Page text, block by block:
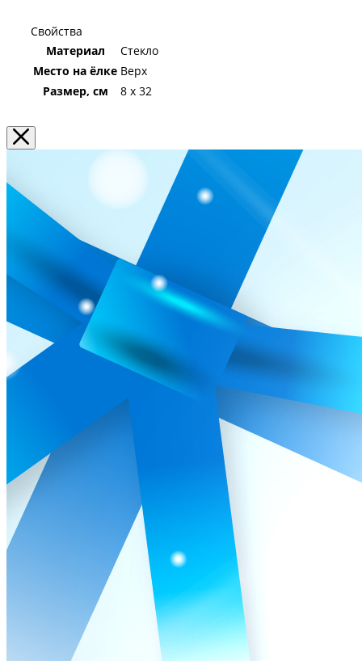
Свойства
Материал
Стекло
Место на ёлке Верх
Размер, см
8 x 32